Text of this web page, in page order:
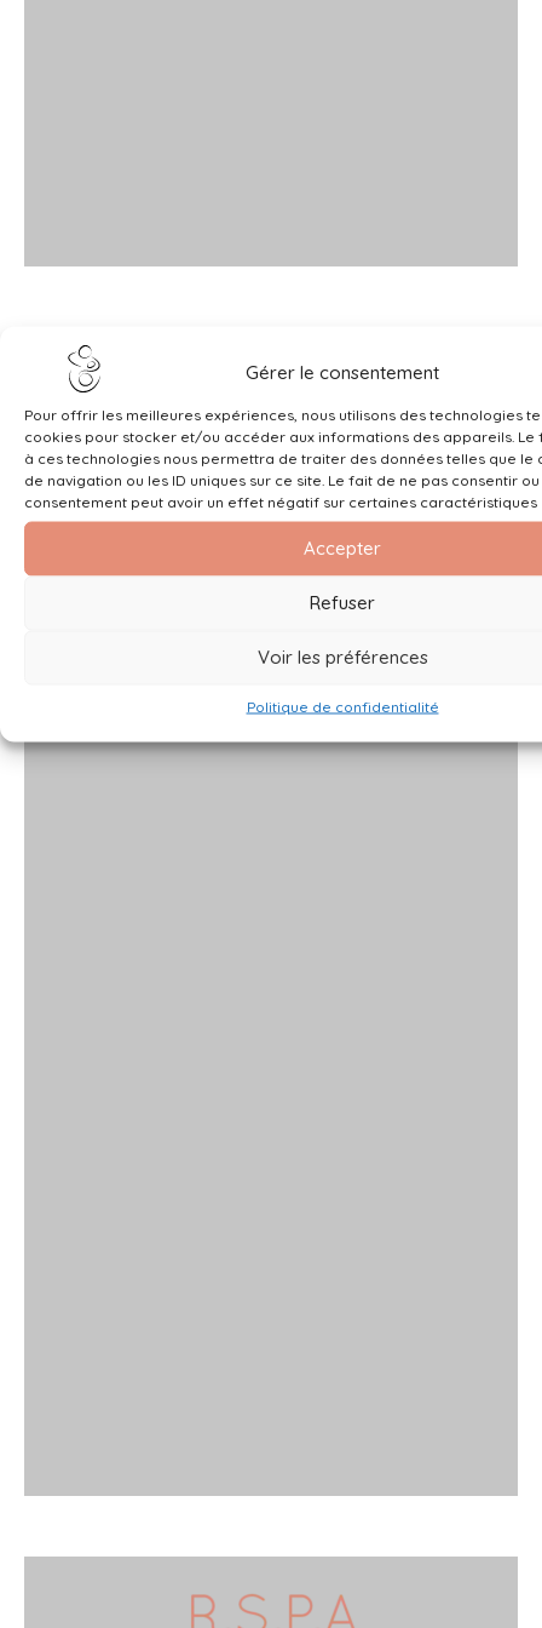
Gérer le consentement
Pour offrir les meilleures expériences, nous utilisons des technologies
cookies pour stocker et/ou accéder aux informations des appareils. Le
à ces technologies nous permettra de traiter des données telles que le
de navigation ou les ID uniques sur ce site. Le fait de ne pas consentir
consentement peut avoir un effet négatif sur certaines caractéristiques
Accepter
Refuser
Voir les préférences
Politique de confidentialité